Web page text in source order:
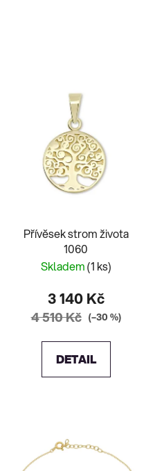
Přívěsek strom života
1060
Skladem(1 ks)
3 140 Kč
4 510 Kč (–30 %)
DETAIL